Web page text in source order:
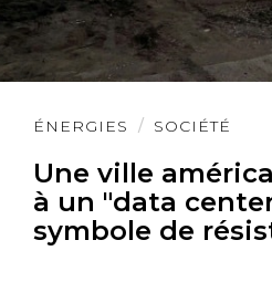
ÉNERGIES SOCIÉTÉ
Une ville
à un "data
symbole de
Lire